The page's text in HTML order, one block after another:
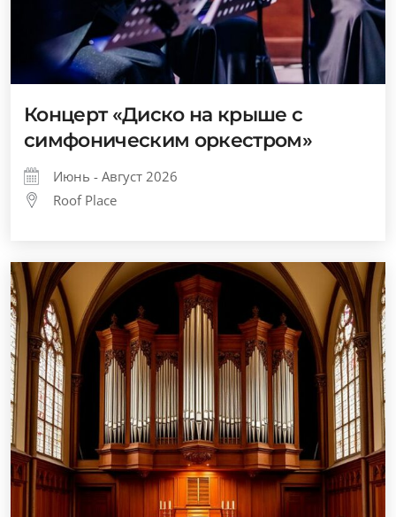
Концерт «Диско на крыше с
симфоническим оркестром»
Июнь - Август 2026
Roof Place